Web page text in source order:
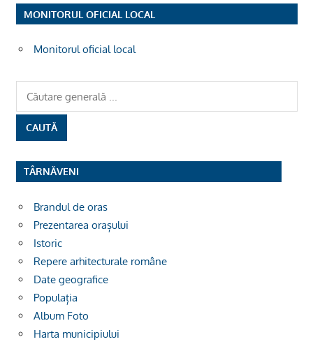
MONITORUL OFICIAL LOCAL
Monitorul oficial local
TÂRNĂVENI
Brandul de oras
Prezentarea orașului
Istoric
Repere arhitecturale române
Date geografice
Populația
Album Foto
Harta municipiului